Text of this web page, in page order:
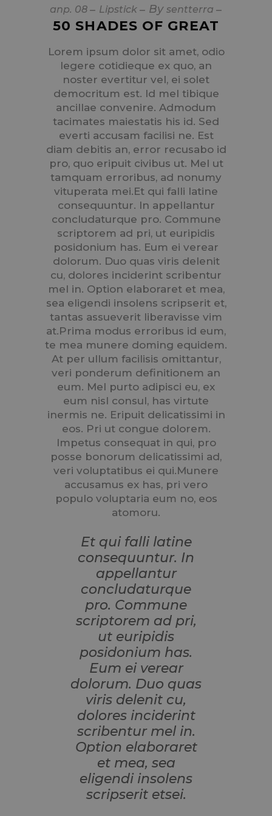
апр. 08 Lipstick By sentterra
50 SHADES OF GREAT
Lorem ipsum dolor sit amet, odio
legere cotidieque ex quo, an
noster evertitur vel, ei solet
democritum est. Id mel tibique
ancillae convenire. Admodum
tacimates maiestatis his id. Sed
everti accusam facilisi ne. Est
diam debitis an, error recusabo id
pro, quo eripuit civibus ut. Mel ut
tamquam erroribus, ad nonumy
vituperata mei.Et qui falli latine
consequuntur. In appellantur
concludaturque pro. Commune
scriptorem ad pri, ut euripidis
posidonium has. Eum ei verear
dolorum. Duo quas viris delenit
cu, dolores inciderint scribentur
mel in. Option elaboraret et mea,
sea eligendi insolens scripserit et,
tantas assueverit liberavisse vim
at.Prima modus erroribus id eum,
te mea munere doming equidem.
At per ullum facilisis omittantur,
veri ponderum definitionem an
eum. Mel purto adipisci eu, ex
eum nisl consul, has virtute
inermis ne. Eripuit delicatissimi in
eos. Pri ut congue dolorem.
Impetus consequat in qui, pro
posse bonorum delicatissimi ad,
veri voluptatibus ei qui.Munere
accusamus ex has, pri vero
populo voluptaria eum no, eos
atomoru.
Et qui falli latine
consequuntur. In
appellantur
concludaturque
pro. Commune
scriptorem ad pri,
ut euripidis
posidonium has.
Eum ei verear
dolorum. Duo quas
viris delenit cu,
dolores inciderint
scribentur mel in.
Option elaboraret
et mea, sea
eligendi insolens
scripserit etsei.